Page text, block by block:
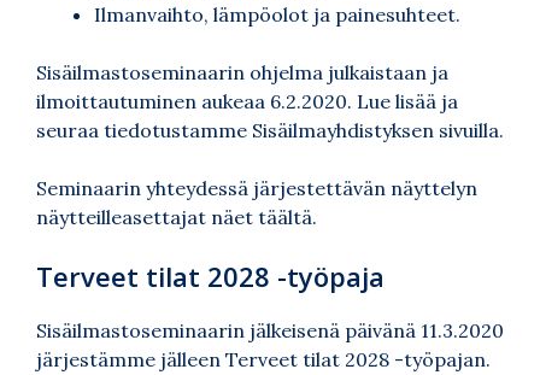
Ilmanvaihto, lämpöolot ja painesuhteet.
Sisäilmastoseminaarin ohjelma julkaistaan ja
ilmoittautuminen aukeaa 6.2.2020. Lue lisää ja
seuraa tiedotustamme Sisäilmayhdistyksen sivuilla.
Seminaarin yhteydessä järjestettävän näyttelyn
näytteilleasettajat näet täältä.
Terveet tilat 2028 -työpaja
Sisäilmastoseminaarin jälkeisenä päivänä 11.3.2020
järjestämme jälleen Terveet tilat 2028 -työpajan.